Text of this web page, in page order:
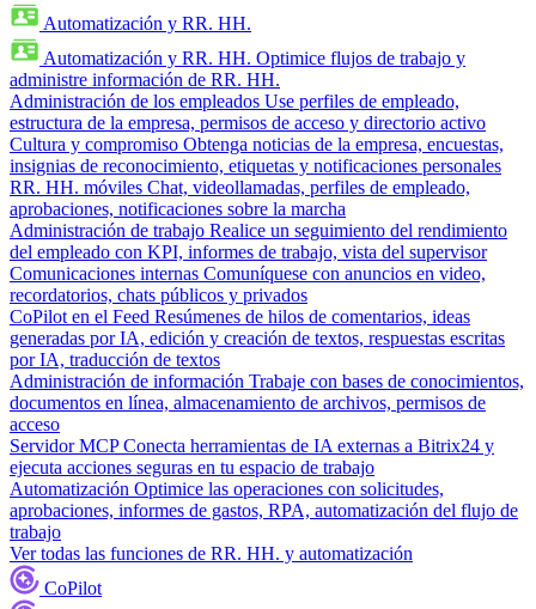
Automatización y RR. HH.
Automatización y RR. HH. Optimice flujos de trabajo y
administre información de RR. HH.
Administración de los empleados Use perfiles de empleado,
estructura de la empresa, permisos de acceso y directorio activo
Cultura y compromiso Obtenga noticias de la empresa, encuestas,
insignias de reconocimiento, etiquetas y notificaciones personales
RR. HH. móviles Chat, videollamadas, perfiles de empleado,
aprobaciones, notificaciones sobre la marcha
Administración de trabajo Realice un seguimiento del rendimiento
del empleado con KPI, informes de trabajo, vista del supervisor
Comunicaciones internas Comuníquese con anuncios en video,
recordatorios, chats públicos y privados
CoPilot en el Feed Resúmenes de hilos de comentarios, ideas
generadas por IA, edición y creación de textos, respuestas escritas
por IA, traducción de textos
Administración de información Trabaje con bases de conocimientos,
documentos en línea, almacenamiento de archivos, permisos de
acceso
Servidor MCP Conecta herramientas de IA externas a Bitrix24 y
ejecuta acciones seguras en tu espacio de trabajo
Automatización Optimice las operaciones con solicitudes,
aprobaciones, informes de gastos, RPA, automatización del flujo de
trabajo
Ver todas las funciones de RR. HH. y automatización
CoPilot